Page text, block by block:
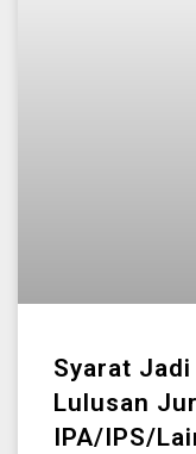
Syarat
Lulusan
IPA/IPS/